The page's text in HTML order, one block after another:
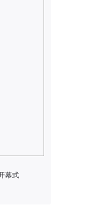
幕式